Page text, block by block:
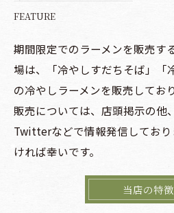
FEATURE
期間限定でのラーメンを販売す
場は、「冷やしすだちそば」「
の冷やしラーメンを販売してお
販売については、店頭掲示の他
Twitterなどで情報発信してお
ければ幸いです。
当店の特